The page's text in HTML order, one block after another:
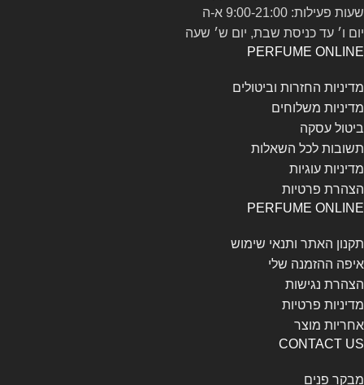
שעות פעילות: 9:00-21:00 א-ה
יום ו׳ עד כניסת שבת, יום ש׳ שעה
PERFUME ONLINE
מדיניות החזרות וביטולים
מדיניות משלוחים
ביטול עסקה
תשובות לכל השאלות
מדיניות עוגיות
הצהרת פרטיות
PERFUME ONLINE
תקנון האתר ותנאי שימוש
איפה ההזמנה שלי
הצהרת נגישות
מדיניות פרטיות
אחריות מוצר
CONTACT US
מבקר פנים